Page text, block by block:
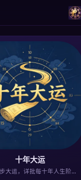
十年大运
大运，详批每十年人生阶…